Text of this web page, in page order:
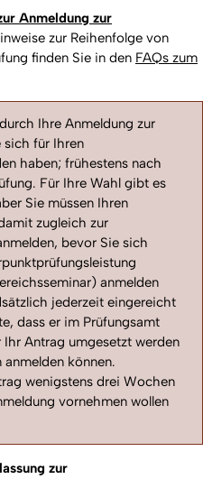
Anmeldung zur
zur Reihenfolge von
finden Sie in den FAQs zum
Ihre Anmeldung zur
sich für Ihren
haben; frühestens nach
Für Ihre Wahl gibt es
Sie müssen Ihren
zugleich zur
bevor Sie sich
anmelden
jederzeit eingereicht
dass er im Prüfungsamt
Antrag umgesetzt werden
anmelden können.
wenigstens drei Wochen
vornehmen wollen
zur